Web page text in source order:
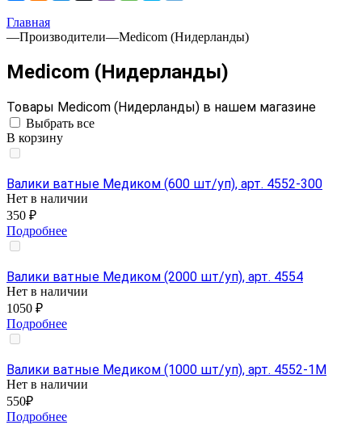
Главная
—Производители—Medicom (Нидерланды)
Medicom (Нидерланды)
Товары Medicom (Нидерланды) в нашем магазине
Выбрать все
В корзину
Валики ватные Медиком (600 шт/уп), арт. 4552-300
Нет в наличии
350 ₽
Подробнее
Валики ватные Медиком (2000 шт/уп), арт. 4554
Нет в наличии
1050 ₽
Подробнее
Валики ватные Медиком (1000 шт/уп), арт. 4552-1M
Нет в наличии
550₽
Подробнее